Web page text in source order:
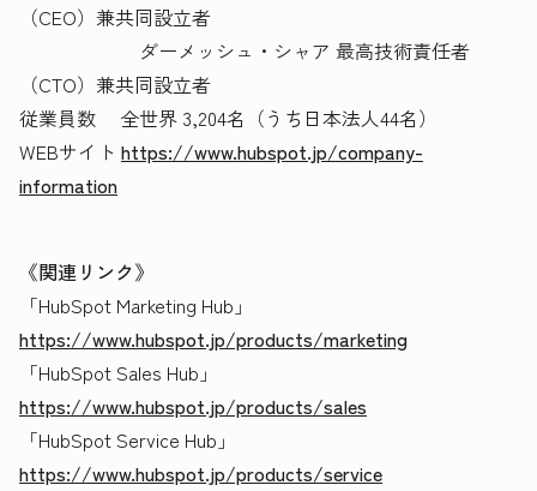
（CEO）兼共同設立者
ダーメッシュ・シャア 最高技術責任者
（CTO）兼共同設立者
従業員数 全世界 3,204名（うち日本法人44名）
WEBサイト https://www.hubspot.jp/company-
information
《関連リンク》
「HubSpot Marketing Hub」
https://www.hubspot.jp/products/marketing
「HubSpot Sales Hub」
https://www.hubspot.jp/products/sales
「HubSpot Service Hub」
https://www.hubspot.jp/products/service